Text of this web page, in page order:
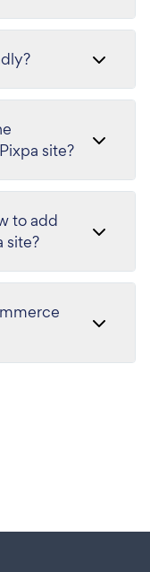
site?
to add
site?